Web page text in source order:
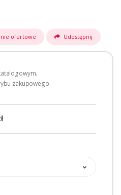
ofertowe Udostępnij
zakupowego.